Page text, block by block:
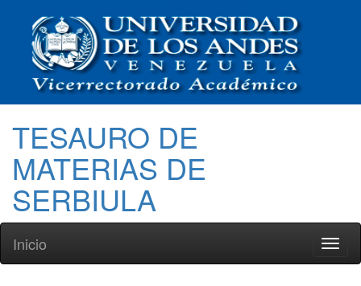
TESAURO DE
MATERIAS DE
SERBIULA
Inicio